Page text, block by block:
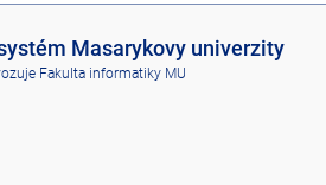
Masarykovy univerzity
Fakulta informatiky MU